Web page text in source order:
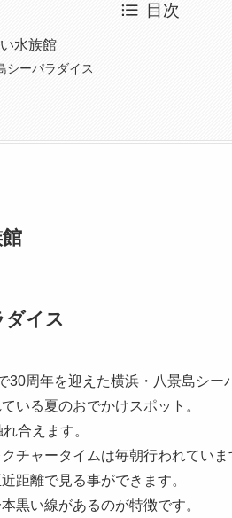
目次
水族館
シーパラダイス
ダイス
周年を迎えた横浜・八景島シー
いる夏のおでかけスポット。
合えます。
チャータイムは毎朝行われていま
距離で見る事ができます。
黒い線があるのが特徴です。